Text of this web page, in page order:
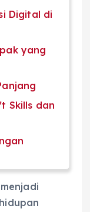
Digital di
yang
Skills dan